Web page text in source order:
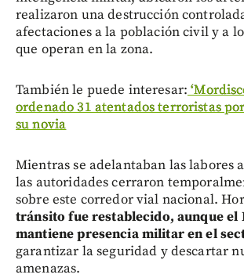
realizaron una destrucción
afectaciones a la población civil y a
que operan en la zona.
También le puede interesar:
ordenado 31 atentados terroristas
su novia
Mientras se adelantaban las labores
las autoridades cerraron
sobre este corredor vial nacional.
tránsito fue restablecido, aunque el
mantiene presencia militar en el
garantizar la seguridad y descartar
amenazas.